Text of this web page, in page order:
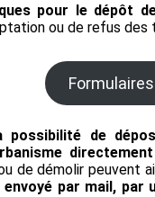
Massuguiès
Plans de prévention
Zones d’Accélération
pour l’implantation
terrestres de
Production
Renouvelables
pour le dépôt
ou de refus des
possibilité de
de démolir peuvent
par mail,